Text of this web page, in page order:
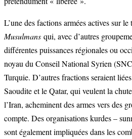
L’une des factions armées actives sur
Musulmans qui, avec d’autres
différentes puissances régionales ou
noyau du Conseil National Syrien
Turquie. D’autres fractions seraient
Saoudite et le Qatar, qui veulent la
l’Iran, acheminent des armes vers des
compte. Des organisations kurdes –
sont également impliquées dans les